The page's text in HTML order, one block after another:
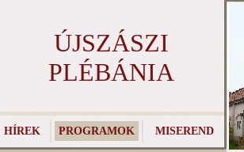
ÚJSZÁSZI
PLÉBÁNIA
HÍREK PROGRAMOK MISEREND